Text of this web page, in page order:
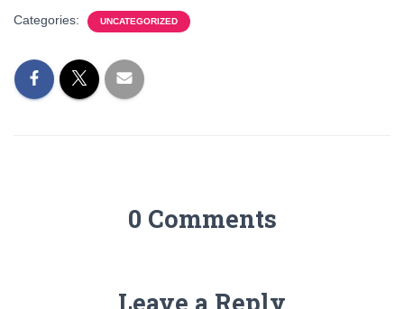
Categories: UNCATEGORIZED
0 Comments
Leave a Reply